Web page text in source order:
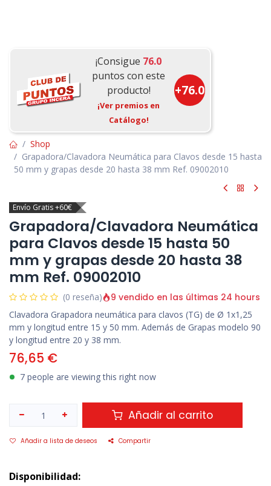
¡Consigue 76.0
puntos con este
producto!
¡Ver premios en
Catálogo!
+76.0
Shop
Grapadora/Clavadora Neumática para Clavos desde 15 hasta
50 mm y grapas desde 20 hasta 38 mm Ref. 09002010
Envío Gratis +60€
Grapadora/Clavadora Neumática
para Clavos desde 15 hasta 50
mm y grapas desde 20 hasta 38
mm Ref. 09002010
(0 reseña) 9 vendido en las últimas 24 hours
Clavadora Grapadora neumática para clavos (TG) de Ø 1x1,25
mm y longitud entre 15 y 50 mm. Además de Grapas modelo 90
y longitud entre 20 y 38 mm.
76,65 €
7 people are viewing this right now
Añadir al carrito
Añadir a lista de deseos Compartir
Disponibilidad: